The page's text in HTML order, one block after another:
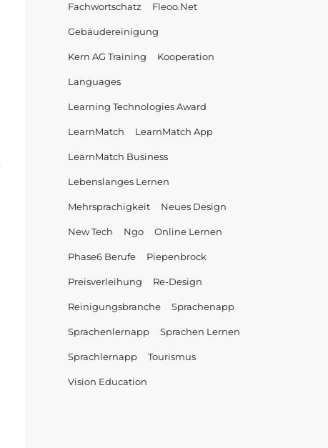
Fachwortschatz Fleoo.net
Gebäudereinigung
Kern AG Training Kooperation
Languages
Learning Technologies Award
LearnMatch LearnMatch App
LearnMatch Business
Lebenslanges Lernen
Mehrsprachigkeit Neues Design
New Tech Ngo Online Lernen
Phase6 Berufe Piepenbrock
Preisverleihung Re-Design
Reinigungsbranche Sprachenapp
Sprachenlernapp Sprachen Lernen
Sprachlernapp Tourismus
Vision Education